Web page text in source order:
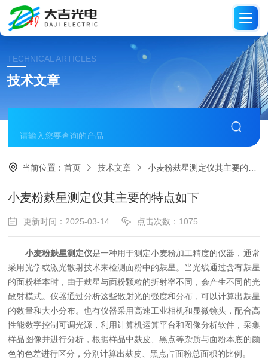
TECHNICAL ARTICLES
技术文章
当前位置：首页 技术文章 小麦粉麸星测定仪其主要的特点如下
小麦粉麸星测定仪其主要的特点如下
更新时间：2025-03-14 点击次数：1075
小麦粉麸星测定仪是一种用于测定小麦粉加工精度的仪器，通常
采用光学或激光散射技术来检测面粉中的麸星。当光线通过含有麸星
的面粉样本时，由于麸星与面粉颗粒的折射率不同，会产生不同的光
散射模式。仪器通过分析这些散射光的强度和分布，可以计算出麸星
的数量和大小分布。也有仪器采用高速工业相机和显微镜头，配合高
性能数字控制可调光源，利用计算机运算平台和图像分析软件，采集
样品图像并进行分析，根据样品中麸皮、黑点等杂质与面粉本底的颜
色的色差进行区分，分别计算出麸皮、黑点占面粉总面积的比例。